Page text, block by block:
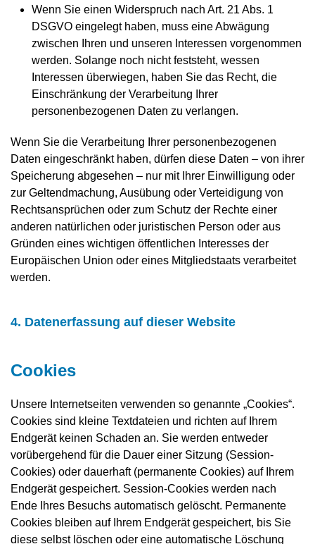
Wenn Sie einen Widerspruch nach Art. 21 Abs. 1
DSGVO eingelegt haben, muss eine Abwägung
zwischen Ihren und unseren Interessen vorgenommen
werden. Solange noch nicht feststeht, wessen
Interessen überwiegen, haben Sie das Recht, die
Einschränkung der Verarbeitung Ihrer
personenbezogenen Daten zu verlangen.
Wenn Sie die Verarbeitung Ihrer personenbezogenen
Daten eingeschränkt haben, dürfen diese Daten – von ihrer
Speicherung abgesehen – nur mit Ihrer Einwilligung oder
zur Geltendmachung, Ausübung oder Verteidigung von
Rechtsansprüchen oder zum Schutz der Rechte einer
anderen natürlichen oder juristischen Person oder aus
Gründen eines wichtigen öffentlichen Interesses der
Europäischen Union oder eines Mitgliedstaats verarbeitet
werden.
4. Datenerfassung auf dieser Website
Cookies
Unsere Internetseiten verwenden so genannte „Cookies“.
Cookies sind kleine Textdateien und richten auf Ihrem
Endgerät keinen Schaden an. Sie werden entweder
vorübergehend für die Dauer einer Sitzung (Session-
Cookies) oder dauerhaft (permanente Cookies) auf Ihrem
Endgerät gespeichert. Session-Cookies werden nach
Ende Ihres Besuchs automatisch gelöscht. Permanente
Cookies bleiben auf Ihrem Endgerät gespeichert, bis Sie
diese selbst löschen oder eine automatische Löschung